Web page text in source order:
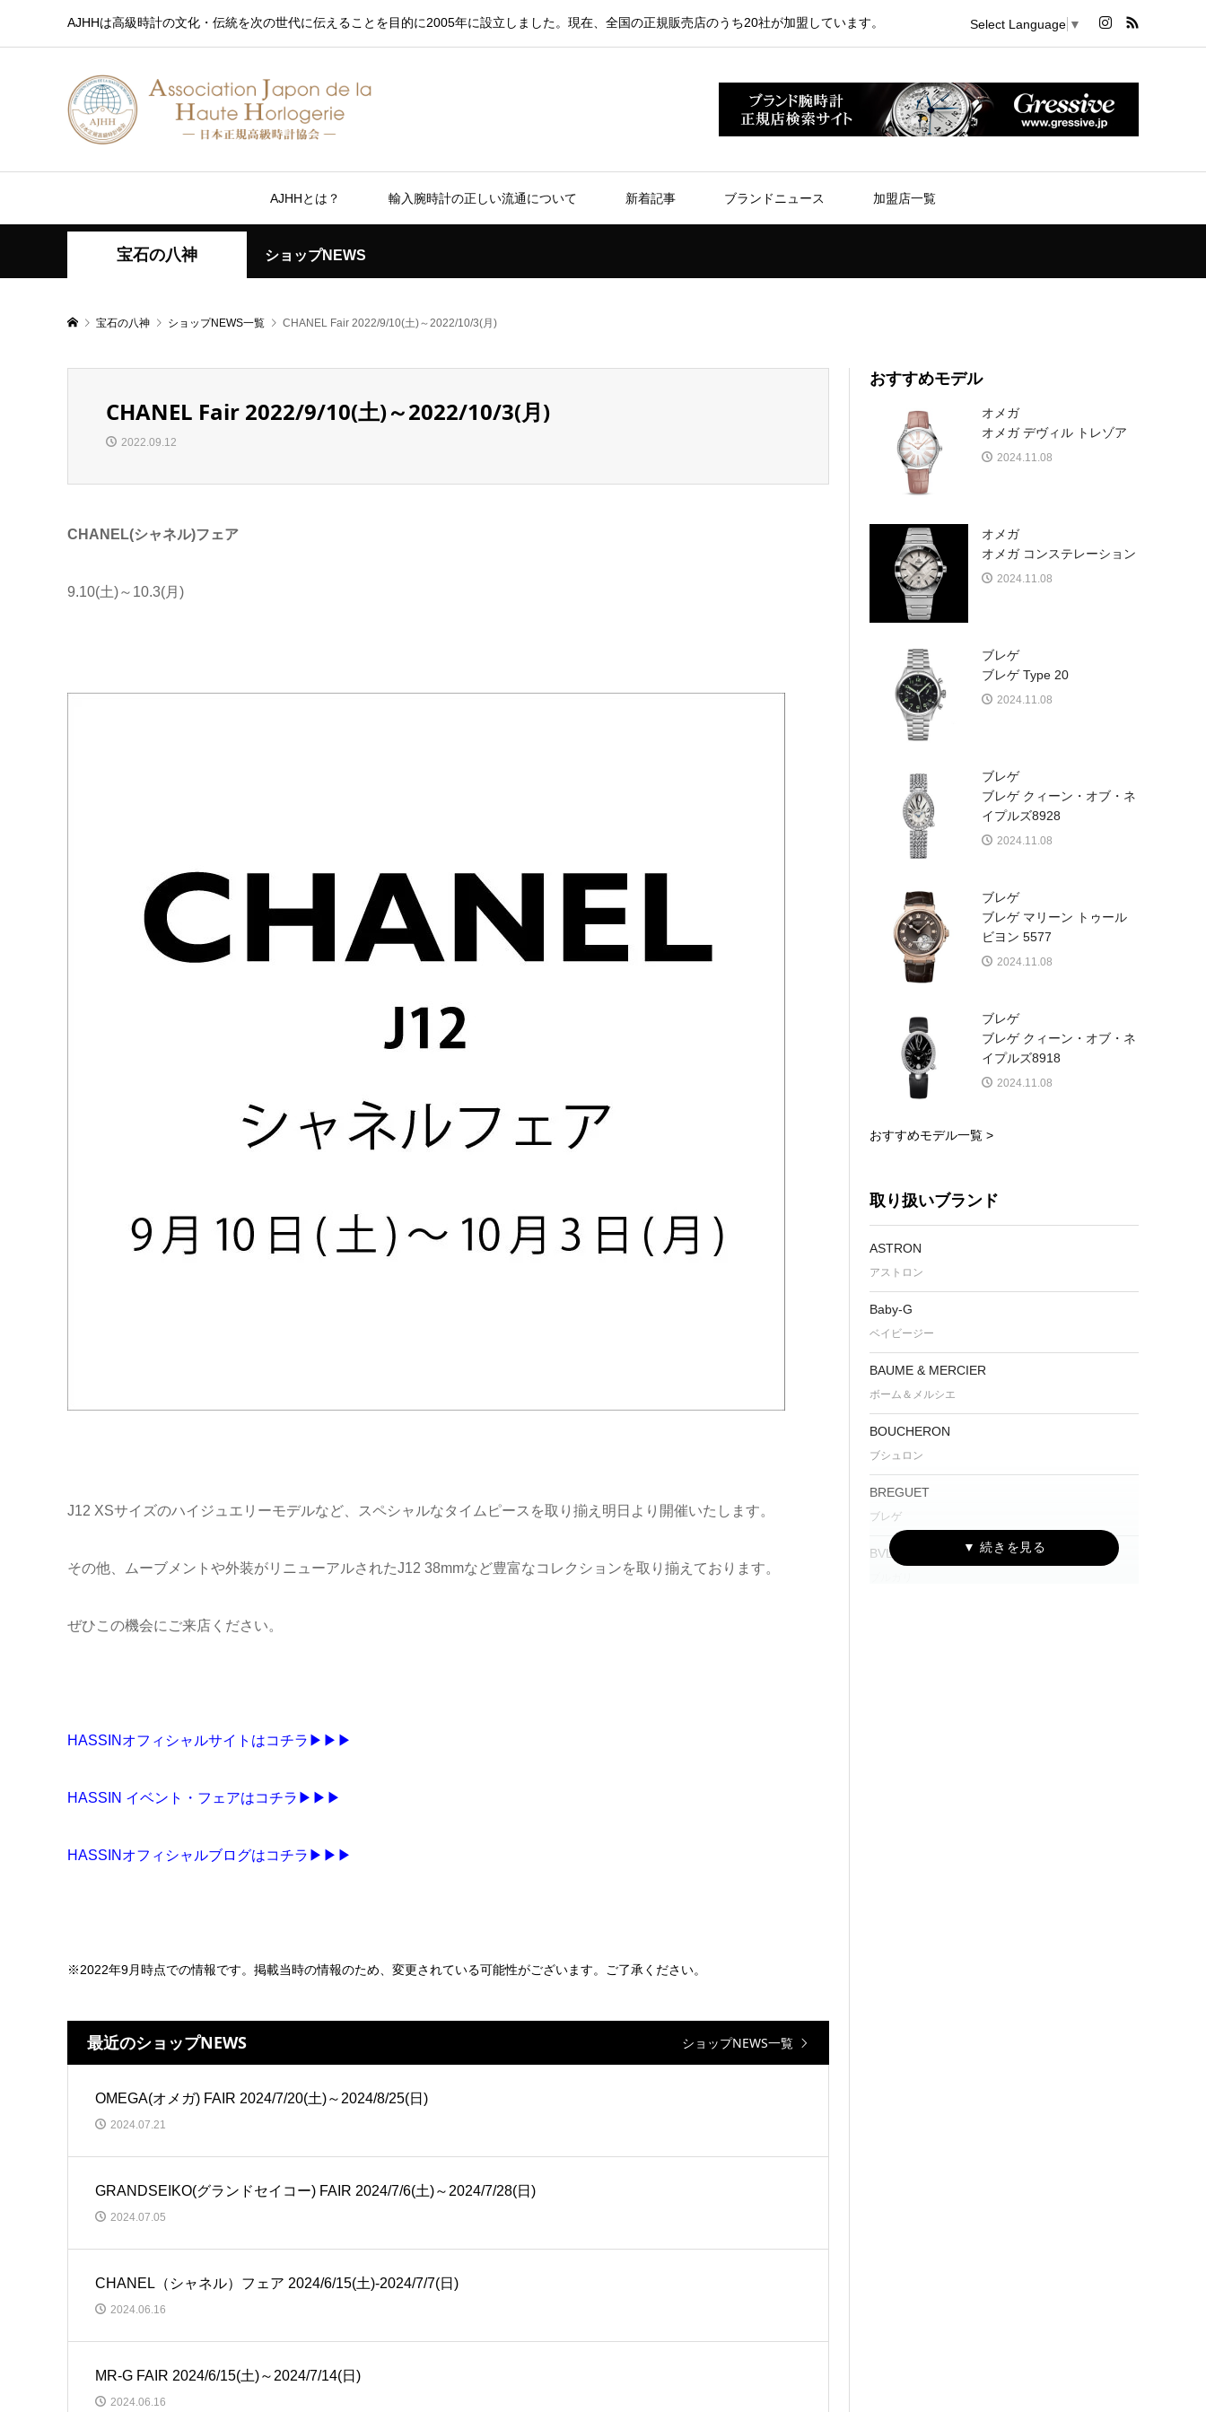
AJHHは高級時計の文化・伝統を次の世代に伝えることを目的に2005年に設立しました。現在、全国の正規販売店のうち20社が加盟しています。 Select Language ▼
AJHHとは？ 輸入腕時計の正しい流通について 新着記事 ブランドニュース 加盟店一覧
宝石の八神 ショップNEWS
宝石の八神 ショップNEWS一覧 CHANEL Fair 2022/9/10(土)～2022/10/3(月)
CHANEL Fair 2022/9/10(土)～2022/10/3(月)
2022.09.12
CHANEL(シャネル)フェア
9.10(土)～10.3(月)
J12 XSサイズのハイジュエリーモデルなど、スペシャルなタイムピースを取り揃え明日より開催いたします。
その他、ムーブメントや外装がリニューアルされたJ12 38mmなど豊富なコレクションを取り揃えております。
ぜひこの機会にご来店ください。
HASSINオフィシャルサイトはコチラ▶▶▶
HASSIN イベント・フェアはコチラ▶▶▶
HASSINオフィシャルブログはコチラ▶▶▶
※2022年9月時点での情報です。掲載当時の情報のため、変更されている可能性がございます。ご了承ください。
最近のショップNEWS ショップNEWS一覧
OMEGA(オメガ) FAIR 2024/7/20(土)～2024/8/25(日)
2024.07.21
GRANDSEIKO(グランドセイコー) FAIR 2024/7/6(土)～2024/7/28(日)
2024.07.05
CHANEL（シャネル）フェア 2024/6/15(土)-2024/7/7(日)
2024.06.16
MR-G FAIR 2024/6/15(土)～2024/7/14(日)
2024.06.16
おすすめモデル
オメガ
オメガ デヴィル トレゾア
2024.11.08
オメガ
オメガ コンステレーション
2024.11.08
ブレゲ
ブレゲ Type 20
2024.11.08
ブレゲ
ブレゲ クィーン・オブ・ネ
イプルズ8928
2024.11.08
ブレゲ
ブレゲ マリーン トゥール
ビヨン 5577
2024.11.08
ブレゲ
ブレゲ クィーン・オブ・ネ
イプルズ8918
2024.11.08
おすすめモデル一覧 >
取り扱いブランド
ASTRON
アストロン
Baby-G
ベイビージー
BAUME & MERCIER
ボーム＆メルシエ
BOUCHERON
ブシュロン
BREGUET
ブレゲ
BVLGARI